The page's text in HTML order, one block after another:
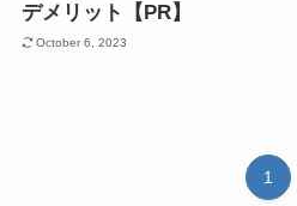
デメリット【PR】
October 6, 2023
1